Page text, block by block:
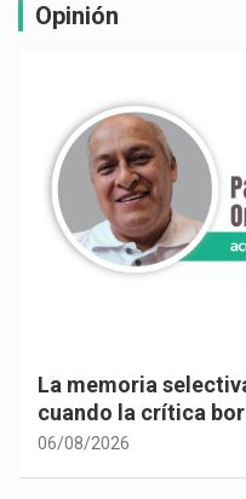
Opinión
La memoria
cuando la crítica
06/08/2026